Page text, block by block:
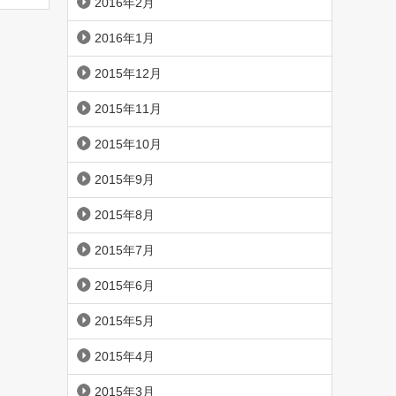
2016年1月
2015年12月
2015年11月
2015年10月
2015年9月
2015年8月
2015年7月
2015年6月
2015年5月
2015年4月
2015年3月